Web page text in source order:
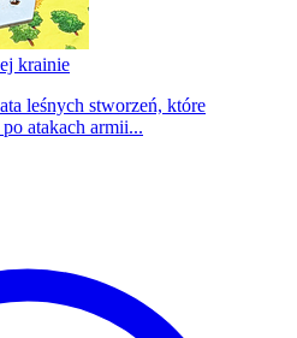
krainie
leśnych stworzeń, które
atakach armii...